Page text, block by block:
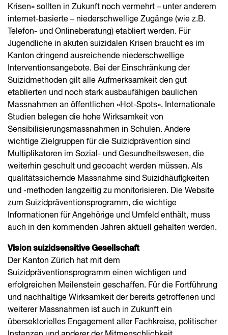
Krisen» sollten in Zukunft noch vermehrt – unter anderem
internet-basierte – niederschwellige Zugänge (wie z.B.
Telefon- und Onlineberatung) etabliert werden. Für
Jugendliche in akuten suizidalen Krisen braucht es im
Kanton dringend ausreichende niederschwellige
Interventionsangebote. Bei der Einschränkung der
Suizidmethoden gilt alle Aufmerksamkeit den gut
etablierten und noch stark ausbaufähigen baulichen
Massnahmen an öffentlichen «Hot-Spots». Internationale
Studien belegen die hohe Wirksamkeit von
Sensibilisierungs­massnahmen in Schulen. Andere
wichtige Zielgruppen für die Suizidprävention sind
Multiplikatoren im Sozial- und Gesundheitswesen, die
weiterhin geschult und gecoacht werden müssen. Als
qualitätssichernde Massnahme sind Suizidhäufigkeiten
und -methoden langzeitig zu monitorisieren. Die Website
zum Suizidpräventions­programm, die wichtige
Informationen für Angehörige und Umfeld enthält, muss
auch in den kommenden Jahren aktuell gehalten werden.
Vision suizidsensitive Gesellschaft
Der Kanton Zürich hat mit dem
Suizidpräventionsprogramm einen wichtigen und
erfolgreichen Meilenstein geschaffen. Für die Fortführung
und nachhaltige Wirksamkeit der bereits getroffenen und
weiterer Massnahmen ist auch in Zukunft ein
übersektorielles Engagement aller Fachkreise, politischer